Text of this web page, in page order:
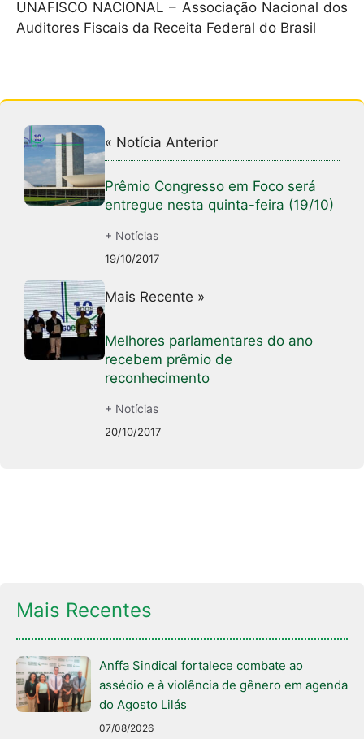
UNAFISCO NACIONAL – Associação Nacional dos
Auditores Fiscais da Receita Federal do Brasil
« Notícia Anterior
Prêmio Congresso em Foco será
entregue nesta quinta-feira (19/10)
+ Notícias
19/10/2017
Mais Recente »
Melhores parlamentares do ano
recebem prêmio de
reconhecimento
+ Notícias
20/10/2017
Mais Recentes
Anffa Sindical fortalece combate ao
assédio e à violência de gênero em agenda
do Agosto Lilás
07/08/2026